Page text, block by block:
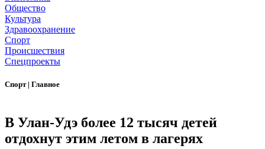
Общество
Культура
Здравоохранение
Спорт
Происшествия
Спецпроекты
Спорт | Главное
В Улан-Удэ более 12 тысяч детей
отдохнут этим летом в лагерях